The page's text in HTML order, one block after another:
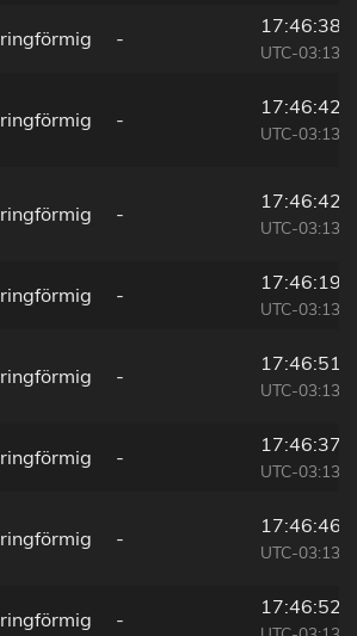
ringförmig -
17:46:38
UTC-03:13
ringförmig -
17:46:42
UTC-03:13
ringförmig -
17:46:42
UTC-03:13
ringförmig -
17:46:19
UTC-03:13
ringförmig -
17:46:51
UTC-03:13
ringförmig -
17:46:37
UTC-03:13
ringförmig -
17:46:46
UTC-03:13
ringförmig -
17:46:52